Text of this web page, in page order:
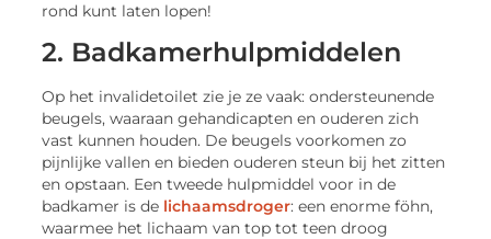
rond kunt laten lopen!
2. Badkamerhulpmiddelen
Op het invalidetoilet zie je ze vaak: ondersteunende
beugels, waaraan gehandicapten en ouderen zich
vast kunnen houden. De beugels voorkomen zo
pijnlijke vallen en bieden ouderen steun bij het zitten
en opstaan. Een tweede hulpmiddel voor in de
badkamer is de lichaamsdroger: een enorme föhn,
waarmee het lichaam van top tot teen droog